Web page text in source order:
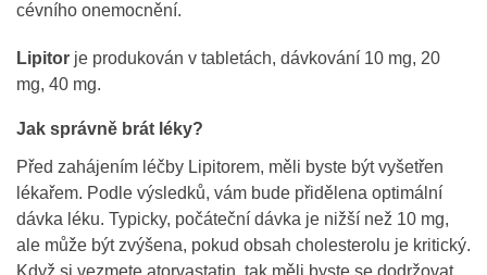
cévního onemocnění.
Lipitor je produkován v tabletách, dávkování 10 mg, 20
mg, 40 mg.
Jak správně brát léky?
Před zahájením léčby Lipitorem, měli byste být vyšetřen
lékařem. Podle výsledků, vám bude přidělena optimální
dávka léku. Typicky, počáteční dávka je nižší než 10 mg,
ale může být zvýšena, pokud obsah cholesterolu je kritický.
Když si vezmete atorvastatin, tak měli byste se dodržovat